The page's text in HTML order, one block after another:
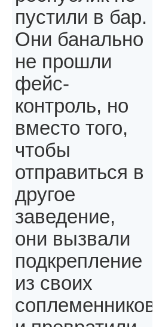
пустили в бар.
Они банально
не прошли
фейс-
контроль, но
вместо того,
чтобы
отправиться в
другое
заведение,
они вызвали
подкрепление
из своих
соплеменников